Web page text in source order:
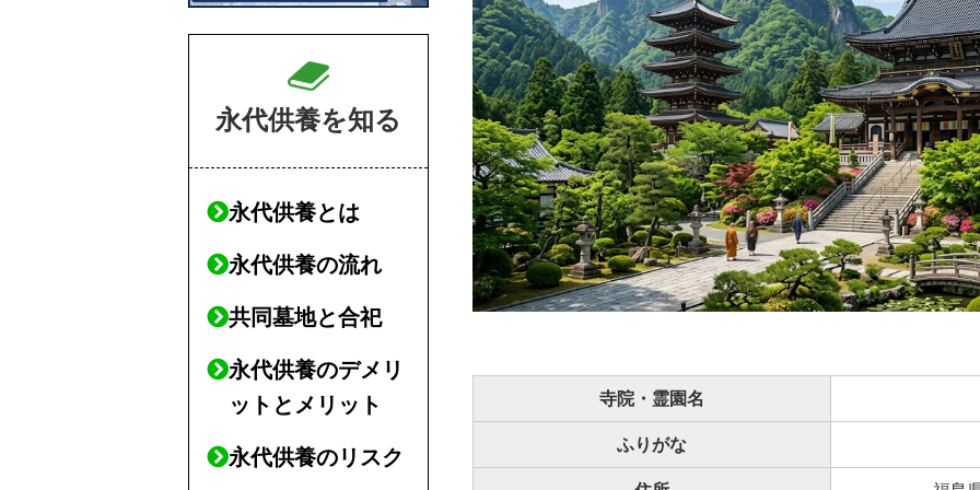
寺院・霊園名
ふりがな
永代供養を知る
永代供養とは
永代供養の流れ
共同墓地と合祀
永代供養のデメリ
ットとメリット
永代供養のリスク